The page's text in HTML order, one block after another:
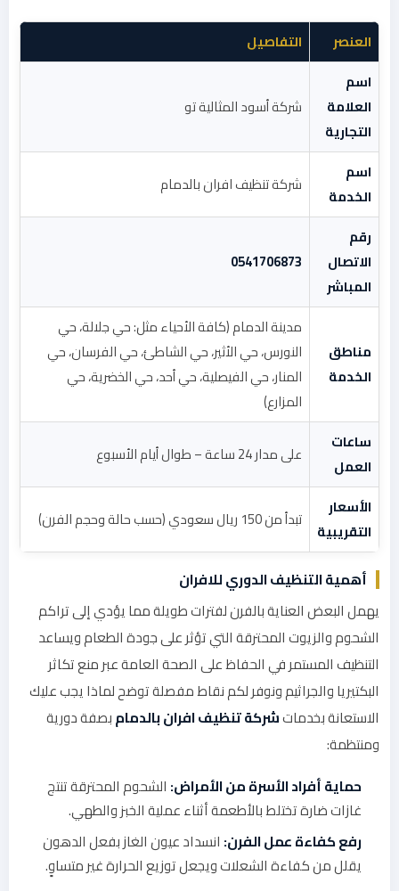
العنصر
التفاصيل
اسم
العلامة
التجارية
شركة أسود المثالية تو
اسم
الخدمة
شركة تنظيف افران بالدمام
رقم
الاتصال
المباشر
0541706873
مناطق
الخدمة
مدينة الدمام (كافة الأحياء مثل: حي جلالة، حي
النورس، حي الأثير، حي الشاطئ، حي الفرسان، حي
المنار، حي الفيصلية، حي أحد، حي الخضرية، حي
المزارع)
ساعات
العمل
على مدار 24 ساعة – طوال أيام الأسبوع
الأسعار
التقريبية
تبدأ من 150 ريال سعودي (حسب حالة وحجم الفرن)
أهمية التنظيف الدوري للافران
يهمل البعض العناية بالفرن لفترات طويلة مما يؤدي إلى تراكم
الشحوم والزيوت المحترقة التي تؤثر على جودة الطعام ويساعد
التنظيف المستمر في الحفاظ على الصحة العامة عبر منع تكاثر
البكتيريا والجراثيم ونوفر لكم نقاط مفصلة توضح لماذا يجب عليك
الاستعانة بخدماتشركة تنظيف افران بالدمامبصفة دورية
ومنتظمة:
حماية أفراد الأسرة من الأمراض: الشحوم المحترقة تنتج
غازات ضارة تختلط بالأطعمة أثناء عملية الخبز والطهي.
رفع كفاءة عمل الفرن: انسداد عيون الغاز بفعل الدهون
يقلل من كفاءة الشعلات ويجعل توزيع الحرارة غير متساوٍ.